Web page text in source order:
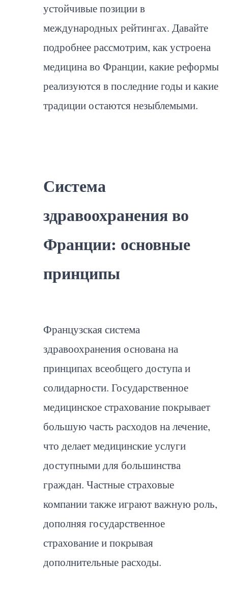
устойчивые позиции в
международных рейтингах. Давайте
подробнее рассмотрим, как устроена
медицина во Франции, какие реформы
реализуются в последние годы и какие
традиции остаются незыблемыми.
Система
здравоохранения во
Франции: основные
принципы
Французская система
здравоохранения основана на
принципах всеобщего доступа и
солидарности. Государственное
медицинское страхование покрывает
большую часть расходов на лечение,
что делает медицинские услуги
доступными для большинства
граждан. Частные страховые
компании также играют важную роль,
дополняя государственное
страхование и покрывая
дополнительные расходы.